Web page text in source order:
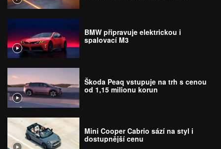
BMW připravuje elektrickou i
spalovací M3
Škoda Peaq vstupuje na trh s cenou
od 1,15 milionu korun
Mini Cooper Cabrio sází na styl i
dostupnější cenu